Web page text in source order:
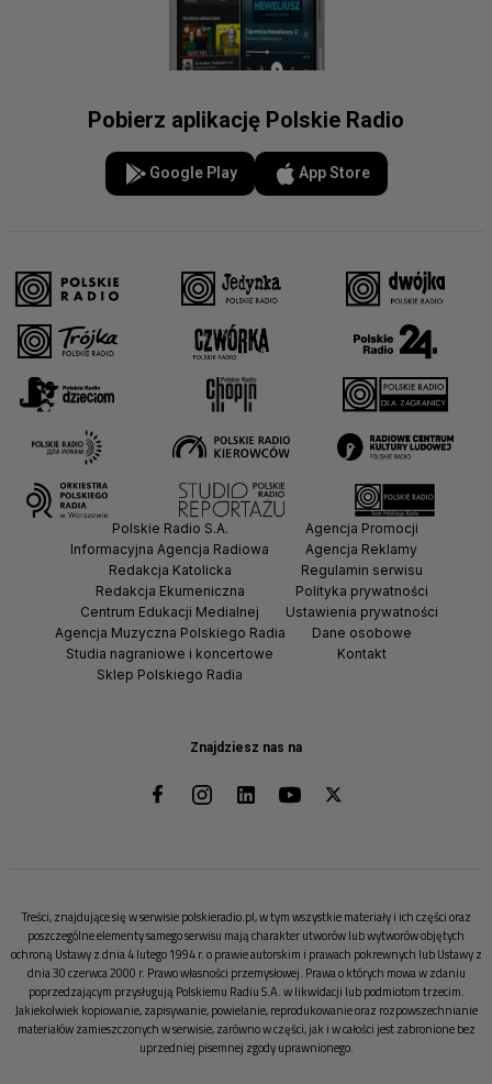
Pobierz aplikację Polskie Radio
Google Play App Store
Znajdziesz nas na
Polskie Radio S.A.
Informacyjna Agencja Radiowa
Redakcja Katolicka
Redakcja Ekumeniczna
Centrum Edukacji Medialnej
Agencja Muzyczna Polskiego Radia
Studia nagraniowe i koncertowe
Sklep Polskiego Radia
Agencja Promocji
Agencja Reklamy
Regulamin serwisu
Polityka prywatności
Ustawienia prywatności
Dane osobowe
Kontakt
Treści, znajdujące się w serwisie polskieradio.pl, w tym wszystkie materiały i ich części oraz
poszczególne elementy samego serwisu mają charakter utworów lub wytworów objętych
ochroną Ustawy z dnia 4 lutego 1994 r. o prawie autorskim i prawach pokrewnych lub Ustawy z
dnia 30 czerwca 2000 r. Prawo własności przemysłowej. Prawa o których mowa w zdaniu
poprzedzającym przysługują Polskiemu Radiu S.A. w likwidacji lub podmiotom trzecim.
Jakiekolwiek kopiowanie, zapisywanie, powielanie, reprodukowanie oraz rozpowszechnianie
materiałów zamieszczonych w serwisie, zarówno w części, jak i w całości jest zabronione bez
uprzedniej pisemnej zgody uprawnionego.